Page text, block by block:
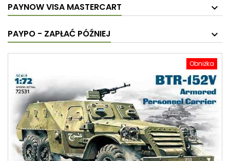
PAYNOW VISA MASTERCART
PAYPO - ZAPŁAĆ PÓŹNIEJ
Obniżka